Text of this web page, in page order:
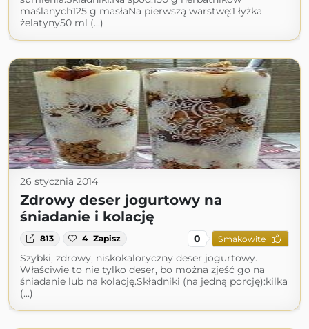
maślanych125 g masłaNa pierwszą warstwę:1 łyżka
żelatyny50 ml (...)
26 stycznia 2014
Zdrowy deser jogurtowy na
śniadanie i kolację
813 4 Zapisz 0 Smakowite
Szybki, zdrowy, niskokaloryczny deser jogurtowy.
Właściwie to nie tylko deser, bo można zjeść go na
śniadanie lub na kolację.Składniki (na jedną porcję):kilka
(...)